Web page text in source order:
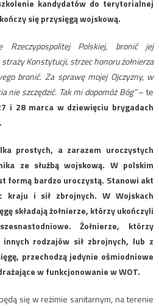
kandydatów do terytorialnej
się przysięgą wojskową.
Rzeczypospolitej Polskiej, bronić jej
straży Konstytucji, strzec honoru żołnierza
bronić. Za sprawę mojej Ojczyzny, w
nie szczędzić. Tak mi dopomóż Bóg”– te
i 28 marca w dziewięciu brygadach
prostych, a zarazem uroczystych
ze służbą wojskową. W polskim
formą bardzo uroczystą. Stanowi akt
kraju i sił zbrojnych. W Wojskach
składają żołnierze, którzyukończyli
Żołnierze, którzy
rodzajów sił zbrojnych, lub z
przechodzą jedynie ośmiodniowe
w funkcjonowanie w WOT.
się w reżimie sanitarnym, na terenie